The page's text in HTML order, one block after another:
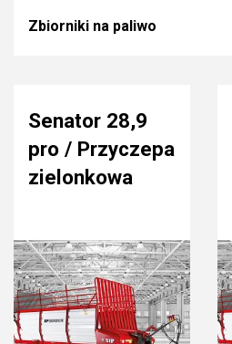
Zbiorniki na paliwo
Senator 28,9
pro / Przyczepa
zielonkowa